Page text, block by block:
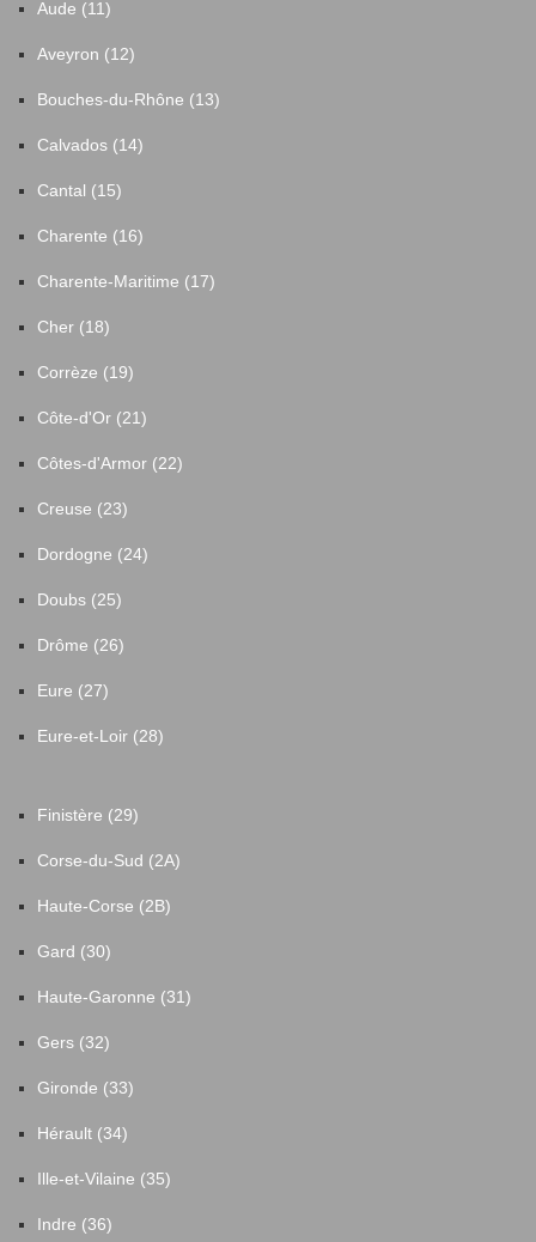
Aude (11)
Aveyron (12)
Bouches-du-Rhône (13)
Calvados (14)
Cantal (15)
Charente (16)
Charente-Maritime (17)
Cher (18)
Corrèze (19)
Côte-d'Or (21)
Côtes-d'Armor (22)
Creuse (23)
Dordogne (24)
Doubs (25)
Drôme (26)
Eure (27)
Eure-et-Loir (28)
Finistère (29)
Corse-du-Sud (2A)
Haute-Corse (2B)
Gard (30)
Haute-Garonne (31)
Gers (32)
Gironde (33)
Hérault (34)
Ille-et-Vilaine (35)
Indre (36)